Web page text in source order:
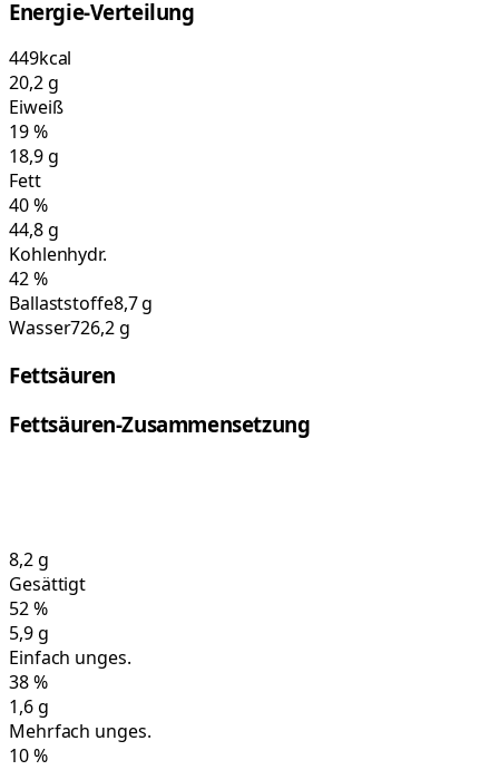
Energie-Verteilung
449kcal
20,2g
Eiweiß
19%
18,9g
Fett
40%
44,8g
Kohlenhydr.
42%
Ballaststoffe8,7 g
Wasser726,2 g
Fettsäuren
Fettsäuren-Zusammensetzung
8,2g
Gesättigt
52%
5,9g
Einfach unges.
38%
1,6g
Mehrfach unges.
10%